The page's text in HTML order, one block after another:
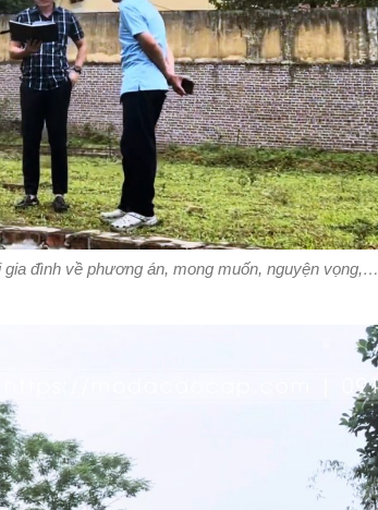
đình về phương án, mong muốn, nguyện vọng,…